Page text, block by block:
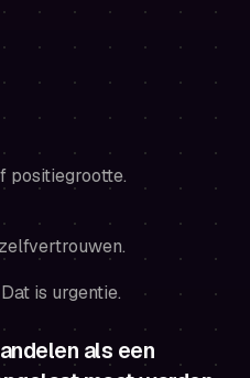
positiegrootte.
is urgentie.
als een